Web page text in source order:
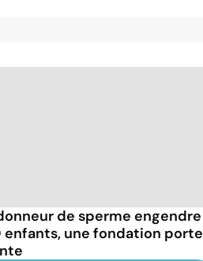
de sperme engendre
enfants, une fondation porte